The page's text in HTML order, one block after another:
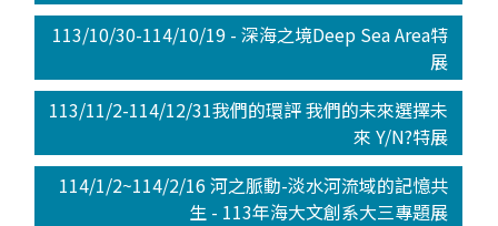
113/10/30-114/10/19 - 深海之境Deep Sea Area特
展
113/11/2-114/12/31我們的環評 我們的未來選擇未
來 Y/N?特展
114/1/2~114/2/16 河之脈動-淡水河流域的記憶共
生 - 113年海大文創系大三專題展